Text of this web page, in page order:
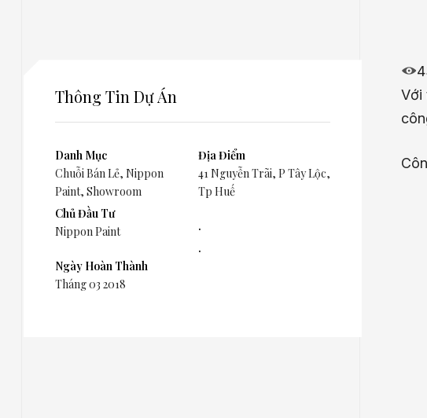
Thông Tin Dự Án
Danh Mục
Chuỗi Bán Lẻ, Nippon
Paint, Showroom
Chủ Đầu Tư
Nippon Paint
Ngày Hoàn Thành
Tháng 03 2018
Địa Điểm
41 Nguyễn Trãi, P Tây Lộc,
Tp Huế
.
.
Với